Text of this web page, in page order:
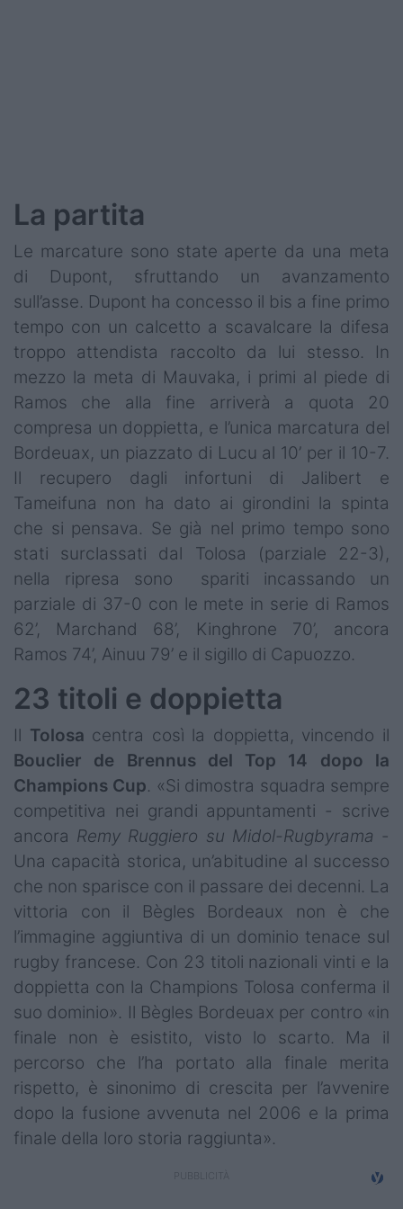
La partita
Le marcature sono state aperte da una meta
di Dupont, sfruttando un avanzamento
sull’asse. Dupont ha concesso il bis a fine primo
tempo con un calcetto a scavalcare la difesa
troppo attendista raccolto da lui stesso. In
mezzo la meta di Mauvaka, i primi al piede di
Ramos che alla fine arriverà a quota 20
compresa un doppietta, e l’unica marcatura del
Bordeuax, un piazzato di Lucu al 10’ per il 10-7.
Il recupero dagli infortuni di Jalibert e
Tameifuna non ha dato ai girondini la spinta
che si pensava. Se già nel primo tempo sono
stati surclassati dal Tolosa (parziale 22-3),
nella ripresa sono spariti incassando un
parziale di 37-0 con le mete in serie di Ramos
62’, Marchand 68’, Kinghrone 70’, ancora
Ramos 74’, Ainuu 79’ e il sigillo di Capuozzo.
23 titoli e doppietta
Il Tolosa centra così la doppietta, vincendo il
Bouclier de Brennus del Top 14 dopo la
Champions Cup. «Si dimostra squadra sempre
competitiva nei grandi appuntamenti - scrive
ancora Remy Ruggiero su Midol-Rugbyrama -
Una capacità storica, un’abitudine al successo
che non sparisce con il passare dei decenni. La
vittoria con il Bègles Bordeaux non è che
l’immagine aggiuntiva di un dominio tenace sul
rugby francese. Con 23 titoli nazionali vinti e la
doppietta con la Champions Tolosa conferma il
suo dominio». Il Bègles Bordeuax per contro «in
finale non è esistito, visto lo scarto. Ma il
percorso che l’ha portato alla finale merita
rispetto, è sinonimo di crescita per l’avvenire
dopo la fusione avvenuta nel 2006 e la prima
finale della loro storia raggiunta».